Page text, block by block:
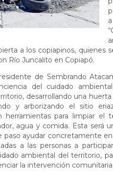
a los copiapinos, quienes
Río Juncalito en Copiapó.
de Sembrando
del cuidado
desarrollando una
y arborizando el sitio
herramientas para limpiar el
agua y comida. Esta será
paso ayudar concretamente
a las personas a
ambiental del territorio,
la intervención